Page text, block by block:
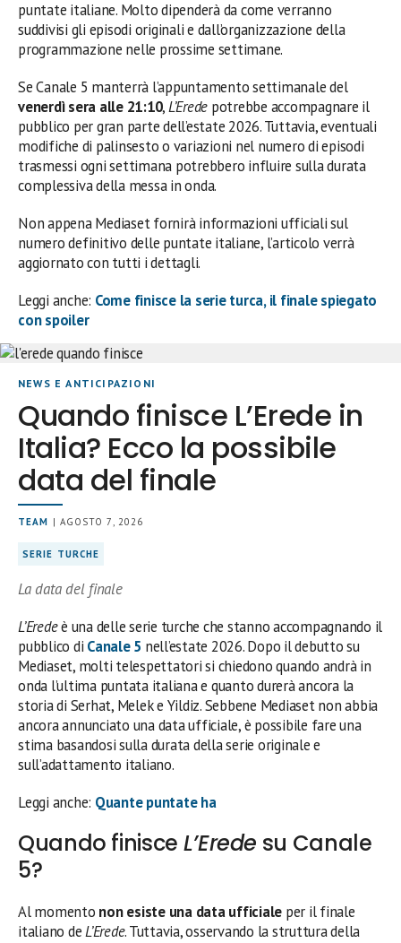
puntate italiane. Molto dipenderà da come verranno
suddivisi gli episodi originali e dall’organizzazione della
programmazione nelle prossime settimane.
Se Canale 5 manterrà l’appuntamento settimanale del
venerdì sera alle 21:10,L’Erede potrebbe accompagnare il
pubblico per gran parte dell’estate 2026. Tuttavia, eventuali
modifiche di palinsesto o variazioni nel numero di episodi
trasmessi ogni settimana potrebbero influire sulla durata
complessiva della messa in onda.
Non appena Mediaset fornirà informazioni ufficiali sul
numero definitivo delle puntate italiane, l’articolo verrà
aggiornato con tutti i dettagli.
Leggi anche: Come finisce la serie turca, il finale spiegato
con spoiler
NEWS E ANTICIPAZIONI
Quando finisce L’Erede in
Italia? Ecco la possibile
data del finale
TEAM | AGOSTO 7, 2026
SERIE TURCHE
La data del finale
L’Eredeè una delle serie turche che stanno accompagnando il
pubblico di Canale 5 nell’estate 2026. Dopo il debutto su
Mediaset, molti telespettatori si chiedono quando andrà in
onda l’ultima puntata italiana e quanto durerà ancora la
storia di Serhat, Melek e Yildiz. Sebbene Mediaset non abbia
ancora annunciato una data ufficiale, è possibile fare una
stima basandosi sulla durata della serie originale e
sull’adattamento italiano.
Leggi anche: Quante puntate ha
Quando finisce L’Erede su Canale
5?
Al momento non esiste una data ufficiale per il finale
italiano deL’Erede. Tuttavia, osservando la struttura della